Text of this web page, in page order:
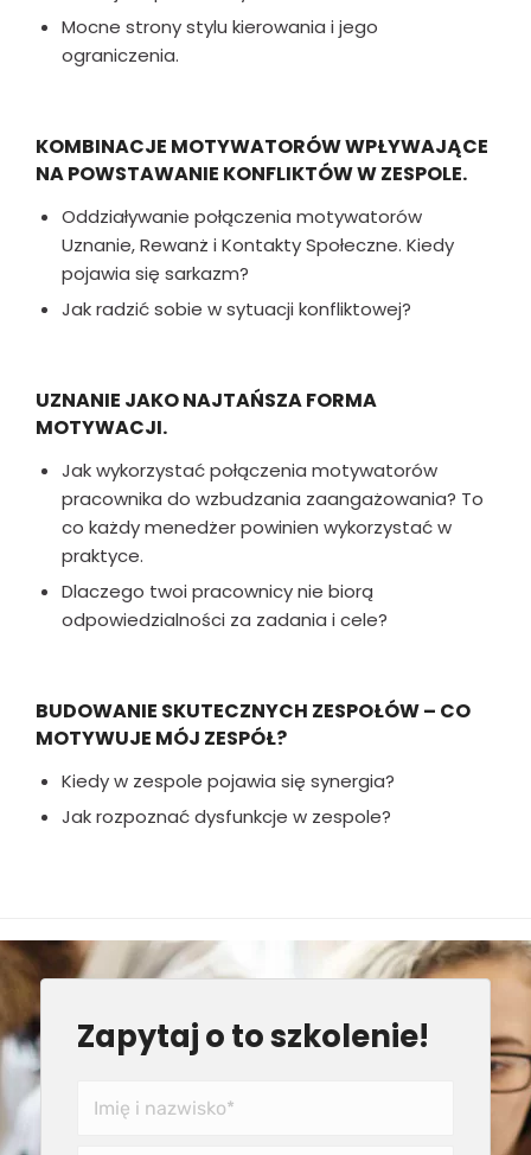
Mocne strony stylu kierowania i jego
ograniczenia.
KOMBINACJE MOTYWATORÓW WPŁYWAJĄCE
NA POWSTAWANIE KONFLIKTÓW W ZESPOLE.
Oddziaływanie połączenia motywatorów
Uznanie, Rewanż i Kontakty Społeczne. Kiedy
pojawia się sarkazm?
Jak radzić sobie w sytuacji konfliktowej?
UZNANIE JAKO NAJTAŃSZA FORMA
MOTYWACJI.
Jak wykorzystać połączenia motywatorów
pracownika do wzbudzania zaangażowania? To
co każdy menedżer powinien wykorzystać w
praktyce.
Dlaczego twoi pracownicy nie biorą
odpowiedzialności za zadania i cele?
BUDOWANIE SKUTECZNYCH ZESPOŁÓW – CO
MOTYWUJE MÓJ ZESPÓŁ?
Kiedy w zespole pojawia się synergia?
Jak rozpoznać dysfunkcje w zespole?
Zapytaj o to szkolenie!